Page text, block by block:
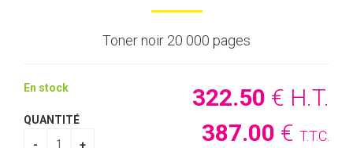
Toner noir 20 000 pages
322.50 € H.T.
387.00 € T.T.C.
En stock
QUANTITÉ